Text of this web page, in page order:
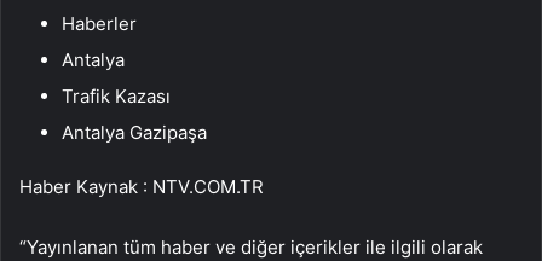
Haberler
Antalya
Trafik Kazası
Antalya Gazipaşa
Haber Kaynak : NTV.COM.TR
“Yayınlanan tüm haber ve diğer içerikler ile ilgili olarak